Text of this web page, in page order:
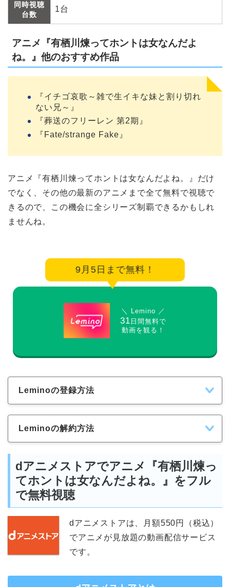
同時視聴
台数
1台
アニメ『有栖川煉ってホントは女なんだよ
ね。』他のおすすめ作品
『イチゴ哀歌～雑で生イキな妹と割り切れ
ない兄～』
『葬送のフリーレン 第2期』
『Fate/strange Fake』
アニメ『有栖川煉ってホントは女なんだよね。』だけ
でなく、その他の最新のアニメまで全て無料で視聴で
きるので、この機会に全シリーズ制覇できるかもしれ
ませんね。
9月5日まで無料！
＼ Lemino ／
31 日間無料で
動画を観る！
Leminoの登録方法
Leminoの解約方法
dアニメストアでアニメ『有栖川煉っ
てホントは女なんだよね。』をフル
で無料視聴
dアニメストアは、月額550円（税込）
でアニメが見放題の動画配信サービス
です。